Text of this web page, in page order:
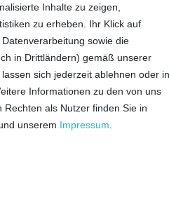
Inhalte zu zeigen,
zu erheben. Ihr Klick auf
Datenverarbeitung sowie die
in Drittländern) gemäß unserer
sich jederzeit ablehnen oder in
Informationen zu den von uns
als Nutzer finden Sie in
unserem Impressum